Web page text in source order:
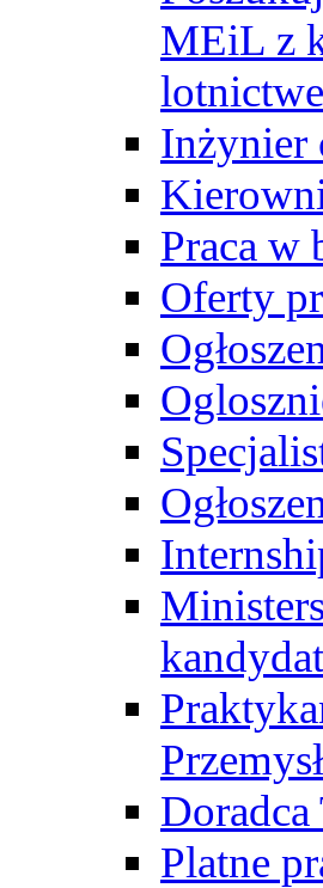
MEiL z
Inżynier
Praca w
Oferty
Doradca
Platne